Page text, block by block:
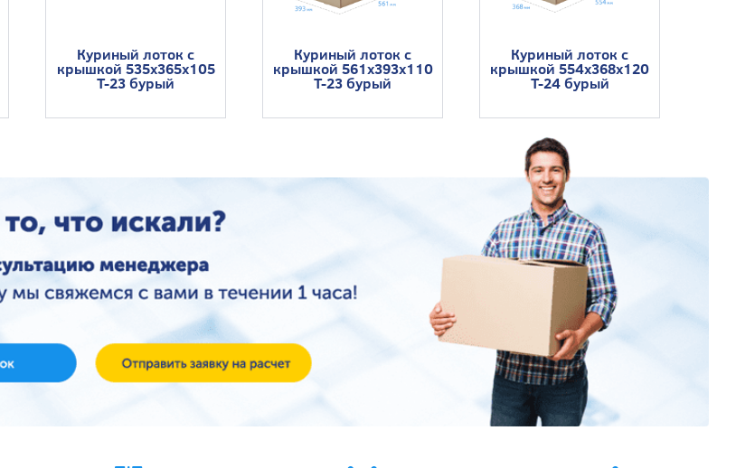
Куриный лоток с
крышкой 535x365x105
T-23 бурый
Куриный лоток с
крышкой 561x393x110
Т-23 бурый
Куриный лоток с
крышкой 554x368x120
Т-24 бурый